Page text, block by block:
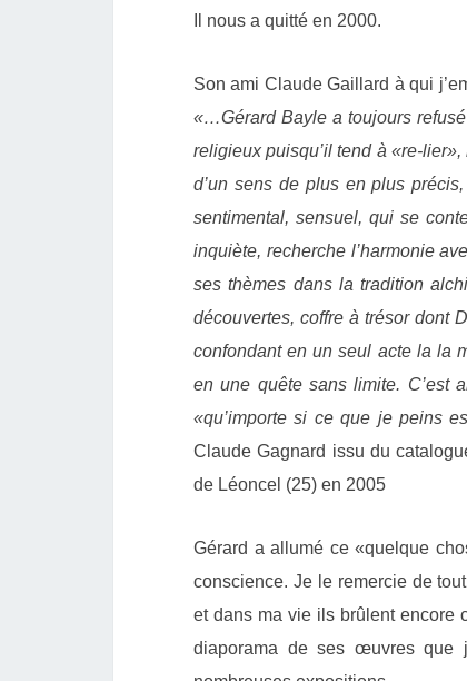
Il nous a quitté en 2000.
Son ami Claude Gaillard à qui
«…Gérard Bayle a toujours
religieux puisqu’il tend à «re-
d’un sens de plus en plus
sentimental, sensuel, qui se
inquiète, recherche l’harmonie
ses thèmes dans la tradition
découvertes, coffre à trésor dont
confondant en un seul acte la la
en une quête sans limite. C’est
«qu’importe si ce que je peins
Claude Gagnard issu du
de Léoncel (25) en 2005
Gérard a allumé ce «quelque
conscience. Je le remercie de
et dans ma vie ils brûlent encore
diaporama de ses œuvres que